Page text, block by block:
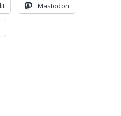
Mastodon